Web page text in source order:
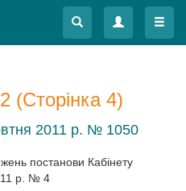
Меню
Меню
(Сторінка 4)
2011 р. № 1050
постанови Кабінету
р. № 4